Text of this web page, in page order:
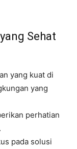
Sehat
yang kuat di
yang
perhatian
pada solusi